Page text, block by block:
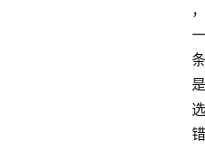
，
一
条
是
选
错